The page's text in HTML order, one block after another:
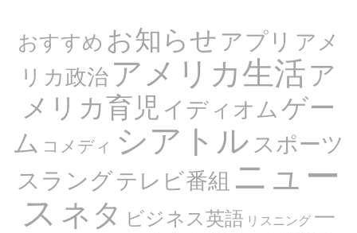
おすすめ お知らせアプリ アメ
リカ政治アメリカ生活ア
メリカ育児 イディオムゲー
ム コメディ シアトルスポーツ
スラングテレビ番組 ニュー
ス ネタ ビジネス英語 リスニング 一